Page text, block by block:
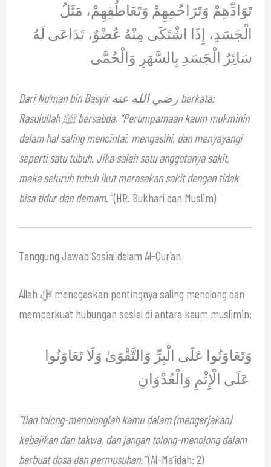
تَوَادِّهِمْ وَتَرَاحُمِهِمْ وَتَعَاطُفِهِمْ، مَثَلُ
الْجَسَدِ، إِذَا اشْتَكَى مِنْهُ عُضْوٌ، تَدَاعَى لَهُ
سَائِرُ الْجَسَدِ بِالسَّهَرِ وَالْحُمَّى
Dari Nu‘man bin Basyir رضي الله عنه berkata:
Rasulullah ﷺ bersabda, “Perumpamaan kaum mukminin
dalam hal saling mencintai, mengasihi, dan menyayangi
seperti satu tubuh. Jika salah satu anggotanya sakit,
maka seluruh tubuh ikut merasakan sakit dengan tidak
bisa tidur dan demam.”(HR. Bukhari dan Muslim)
Tanggung Jawab Sosial dalam Al-Qur’an
Allah ﷻ menegaskan pentingnya saling menolong dan
memperkuat hubungan sosial di antara kaum muslimin:
وَتَعَاوَنُوا عَلَى الْبِرِّ وَالتَّقْوَىٰ وَلَا تَعَاوَنُوا
“Dan tolong-menolonglah kamu dalam (mengerjakan)
kebajikan dan takwa, dan jangan tolong-menolong dalam
berbuat dosa dan permusuhan.”(Al-Ma’idah: 2)